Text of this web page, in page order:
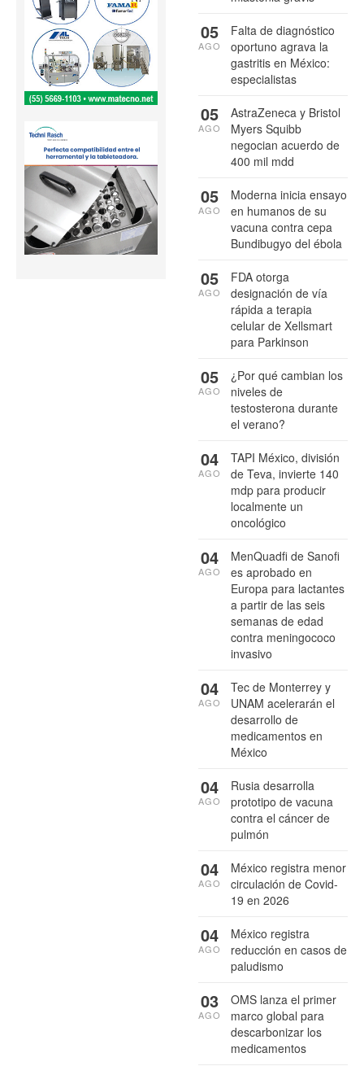
Falta de diagnóstico
oportuno agrava la
gastritis en México:
especialistas
05
AGO
AstraZeneca y Bristol
Myers Squibb
negocian acuerdo de
400 mil mdd
05
AGO
Moderna inicia ensayo
en humanos de su
vacuna contra cepa
Bundibugyo del ébola
05
AGO
FDA otorga
designación de vía
rápida a terapia
celular de Xellsmart
para Parkinson
05
AGO
¿Por qué cambian los
niveles de
testosterona durante
el verano?
05
AGO
TAPI México, división
de Teva, invierte 140
mdp para producir
localmente un
oncológico
04
AGO
MenQuadfi de Sanofi
es aprobado en
Europa para lactantes
a partir de las seis
semanas de edad
contra meningococo
invasivo
04
AGO
Tec de Monterrey y
UNAM acelerarán el
desarrollo de
medicamentos en
México
04
AGO
Rusia desarrolla
prototipo de vacuna
contra el cáncer de
pulmón
04
AGO
México registra menor
circulación de Covid-
19 en 2026
04
AGO
México registra
reducción en casos de
paludismo
04
AGO
OMS lanza el primer
marco global para
descarbonizar los
medicamentos
03
AGO